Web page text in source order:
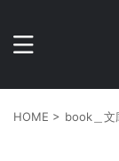
HOME > book＿文